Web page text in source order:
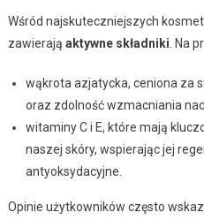
Wśród najskuteczniejszych
zawierają aktywne składniki . Na
wąkrota azjatycka, ceniona za
oraz zdolność wzmacniania
witaminy C i E, które mają
naszej skóry, wspierając jej
antyoksydacyjne.
Opinie użytkowników często